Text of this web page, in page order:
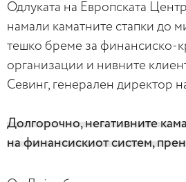
Одлуката на Европската
намали каматните стапки до
тешко бреме за финансиско-
организации и нивните
Севинг, генерален директор
Долгорочно, негативните
на финансискиот систем,